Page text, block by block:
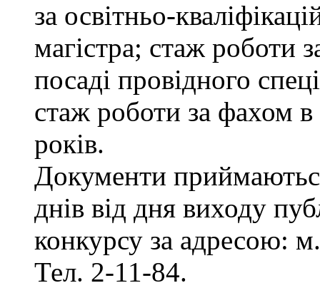
за освітньо-
магістра; стаж роботи
посаді провідного
стаж роботи за фахом
років.
Документи
днів від дня виходу
конкурсу за адресою:
Тел. 2-11-84.